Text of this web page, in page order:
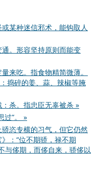
某种迷信邪术，能钩取人
。形容坚持原则而能变
来吃。指食物精简微薄。
捣碎的姜、蒜、辣椒等腌
杀。指忠臣无辜被杀 »
过”。 »
恣专横的习气，但它仍然
：“位不期骄，禄不期
与侈期，而侈自来，骄侈以